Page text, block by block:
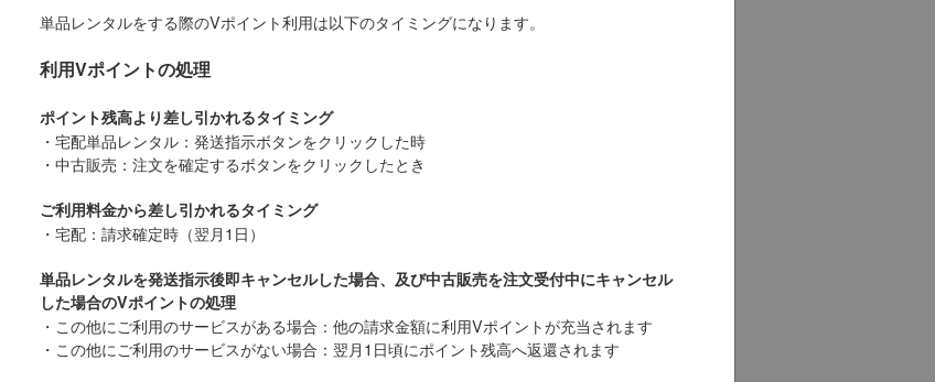
単品レンタルをする際のVポイント利用は以下のタイミングになります。
利用Vポイントの処理
ポイント残高より差し引かれるタイミング
・宅配単品レンタル：発送指示ボタンをクリックした時
・中古販売：注文を確定するボタンをクリックしたとき
ご利用料金から差し引かれるタイミング
・宅配：請求確定時（翌月1日）
単品レンタルを発送指示後即キャンセルした場合、及び中古販売を注文受付中にキャンセル
した場合のVポイントの処理
・この他にご利用のサービスがある場合：他の請求金額に利用Vポイントが充当されます
・この他にご利用のサービスがない場合：翌月1日頃にポイント残高へ返還されます